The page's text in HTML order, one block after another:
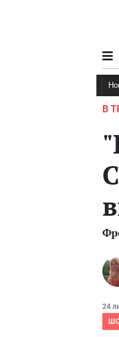
В
Війна в
24